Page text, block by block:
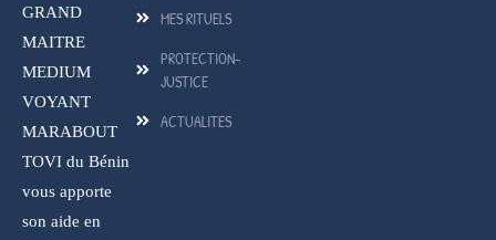
GRAND
MAITRE
MEDIUM
VOYANT
MARABOUT
TOVI du Bénin
vous apporte
son aide en
MES RITUELS
PROTECTION-
JUSTICE
ACTUALITES